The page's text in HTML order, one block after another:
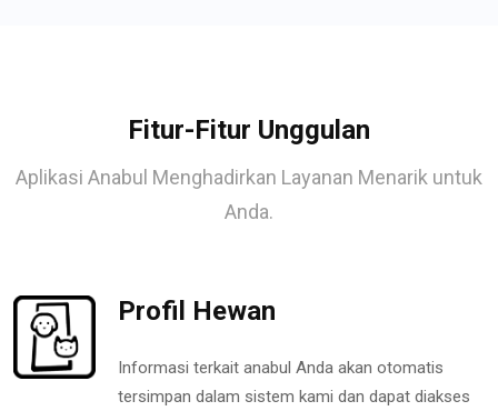
Fitur-Fitur Unggulan
Aplikasi Anabul Menghadirkan Layanan Menarik untuk
Anda.
Profil Hewan
Informasi terkait anabul Anda akan otomatis
tersimpan dalam sistem kami dan dapat diakses